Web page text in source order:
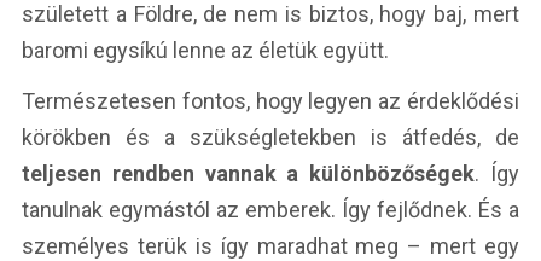
született a Földre, de nem is biztos, hogy baj, mert
baromi egysíkú lenne az életük együtt.
Természetesen fontos, hogy legyen az érdeklődési
körökben és a szükségletekben is átfedés, de
teljesen rendben vannak a különbözőségek. Így
tanulnak egymástól az emberek. Így fejlődnek. És a
személyes terük is így maradhat meg – mert egy